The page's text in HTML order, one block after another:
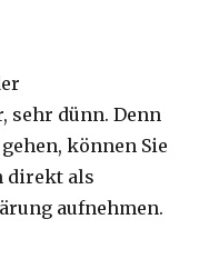
sehr dünn. Denn
können Sie
direkt als
aufnehmen.